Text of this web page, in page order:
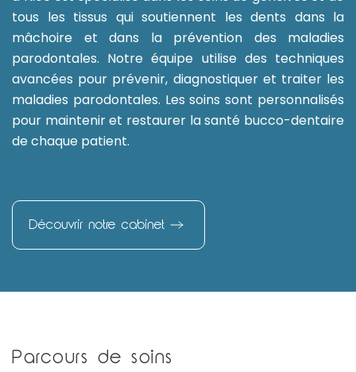
tous les tissus qui soutiennent les dents dans la
mâchoire et dans la prévention des maladies
parodontales. Notre équipe utilise des techniques
avancées pour prévenir, diagnostiquer et traiter les
maladies parodontales. Les soins sont personnalisés
pour maintenir et restaurer la santé bucco-dentaire
de chaque patient.
Découvrir notre cabinet
Parcours de soins